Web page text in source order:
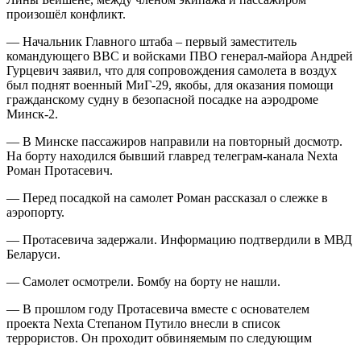
произошёл конфликт.
— Начальник Главного штаба – первый заместитель
командующего ВВС и войсками ПВО генерал-майора Андрей
Гурцевич заявил, что для сопровождения самолета в воздух
был поднят военный МиГ-29, якобы, для оказания помощи
гражданскому судну в безопасной посадке на аэродроме
Минск-2.
— В Минске пассажиров направили на повторный досмотр.
На борту находился бывший главред телеграм-канала Nexta
Роман Протасевич.
— Перед посадкой на самолет Роман рассказал о слежке в
аэропорту.
— Протасевича задержали. Информацию подтвердили в МВД
Беларуси.
— Самолет осмотрели. Бомбу на борту не нашли.
— В прошлом году Протасевича вместе с основателем
проекта Nexta Степаном Путило внесли в список
террористов. Он проходит обвиняемым по следующим